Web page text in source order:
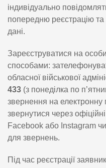
індивідуально
попередню реєстрацію та
дані.
Зареєструватися на
способами:
обласної військової
433 (з понеділка по
звернення на електронну
звернутися через
Facebook або Instagram
для звернень.
Під час реєстрації